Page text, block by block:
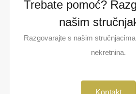
Trebate pomoć?
našim
Razgovarajte s našim
nekretnina.